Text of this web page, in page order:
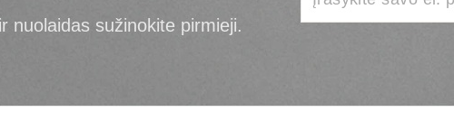
nuolaidas sužinokite pirmieji.